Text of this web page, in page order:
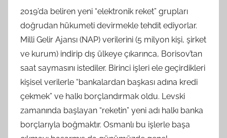
2019’da beliren yeni “elektronik reket” grupları
doğrudan hükumeti devirmekle tehdit ediyorlar.
Milli Gelir Ajansı (NAP) verilerini (5 milyon kişi, şirket
ve kurum) indirip dış ülkeye çıkarınca, Borisov’tan
saat saymasını istediler. Birinci işleri ele geçirdikleri
kişisel verilerle “bankalardan başkası adına kredi
çekmek” ve halkı borçlandırmak oldu. Levski
zamanında başlayan “reketin” yeni adı halkı banka
borçlarıyla boğmaktır. Osmanlı bu işlerle başa